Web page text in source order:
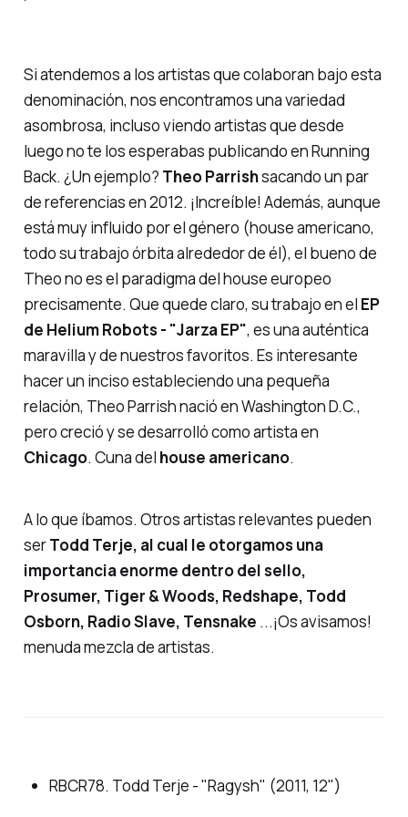
Si atendemos a los artistas que colaboran bajo esta
denominación, nos encontramos una variedad
asombrosa, incluso viendo artistas que desde
luego no te los esperabas publicando en Running
Back. ¿Un ejemplo? Theo Parrishsacando un par
de referencias en 2012. ¡Increíble! Además, aunque
está muy influido por el género (house americano,
todo su trabajo órbita alrededor de él), el bueno de
Theo no es el paradigma del house europeo
precisamente. Que quede claro, su trabajo en el EP
de Helium Robots - "Jarza EP", es una auténtica
maravilla y de nuestros favoritos. Es interesante
hacer un inciso estableciendo una pequeña
relación, Theo Parrish nació en Washington D.C.,
pero creció y se desarrolló como artista en
Chicago. Cuna del house americano.
A lo que íbamos. Otros artistas relevantes pueden
serTodd Terje, al cual le otorgamos una
importancia enorme dentro del sello,
Prosumer, Tiger & Woods, Redshape, Todd
Osborn, Radio Slave, Tensnake ...¡Os avisamos!
menuda mezcla de artistas.
RBCR78. Todd Terje - "Ragysh" (2011, 12")